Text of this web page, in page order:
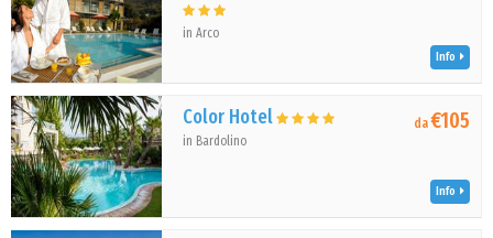
in Arco
Info
Color Hotel
in Bardolino
da€105
Info